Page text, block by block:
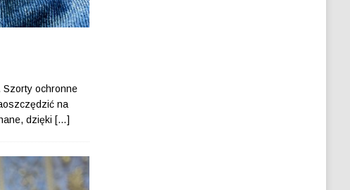
Szorty ochronne
na
dzięki[…]